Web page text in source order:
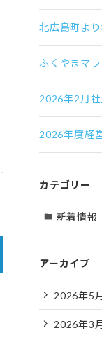
北広島町よ
ふくやまマ
2026年2月社
2026年度経
カテゴリー
新着情報
アーカイブ
2026年5
2026年3